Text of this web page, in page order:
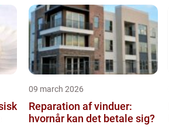
09 march 2026
Reparation af vinduer:
hvornår kan det betale sig?